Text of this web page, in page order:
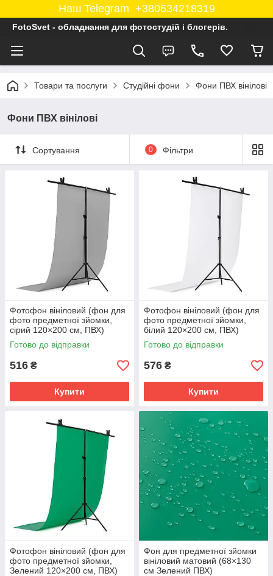
Наш Telegram +380634218319
FotoSvet - обладнання для фотостудій і блогерів.
Товари та послуги Студійні фони Фони ПВХ вінілові
Фони ПВХ вінілові
Сортування 0 Фільтри
Фотофон вініловий (фон для
фото предметної зйомки,
сірий 120×200 см, ПВХ)
Готово до відправки
516 ₴
Купити
Фотофон вініловий (фон для
фото предметної зйомки,
білий 120×200 см, ПВХ)
Готово до відправки
576 ₴
Купити
Фотофон вініловий (фон для
фото предметної зйомки,
Зелений 120×200 см, ПВХ)
Фон для предметної зйомки
вініловий матовий (68×130
см Зелений ПВХ)